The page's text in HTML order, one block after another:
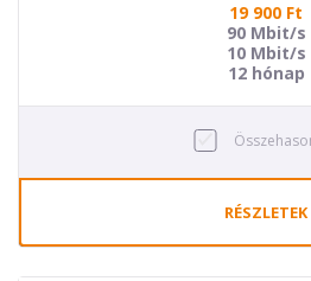
19 900 Ft
90 Mbit/s
10 Mbit/s
12 hónap
RÉSZLETEK